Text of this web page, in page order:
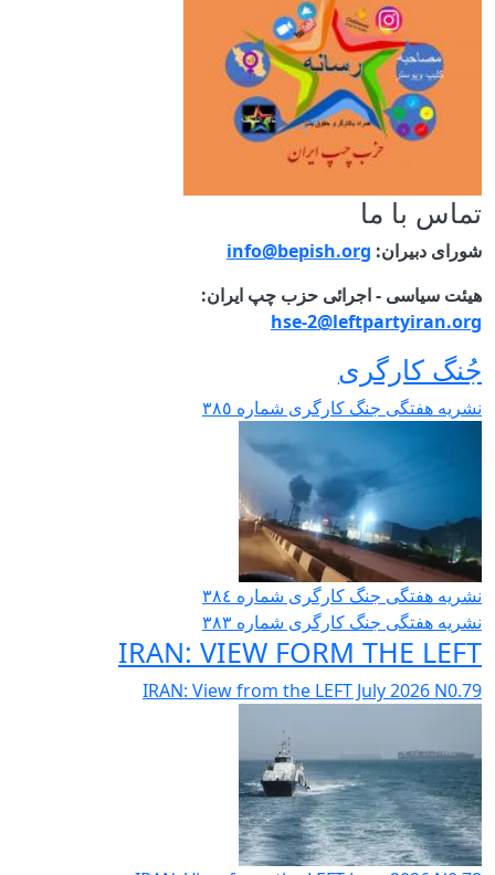
تماس با ما
شورای دبیران: info@bepish.org
هیئت سیاسی - اجرائی حزب چپ ایران:
hse-2@leftpartyiran.org
جُنگ کارگری
نشریە هفتگی جنگ کارگری شمارە ٣٨٥
نشریە هفتگی جنگ کارگری شمارە ٣٨٤
نشریە هفتگی جنگ کارگری شمارە ٣٨٣
IRAN: VIEW FORM THE LEFT
IRAN: View from the LEFT July 2026 N0.79